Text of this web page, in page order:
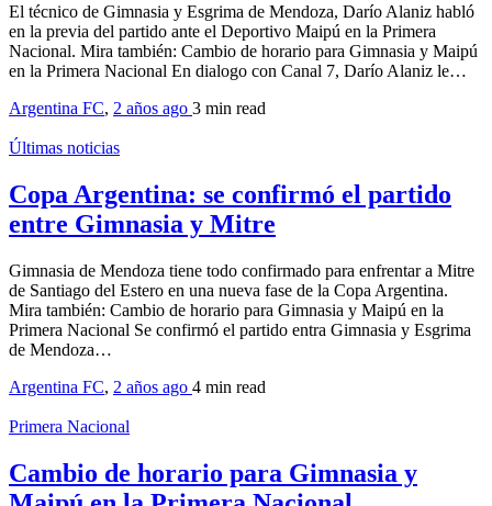
El técnico de Gimnasia y Esgrima de Mendoza, Darío Alaniz habló
en la previa del partido ante el Deportivo Maipú en la Primera
Nacional. Mira también: Cambio de horario para Gimnasia y Maipú
en la Primera Nacional En dialogo con Canal 7, Darío Alaniz le…
Argentina FC, 2 años ago 3 min read
Últimas noticias
Copa Argentina: se confirmó el partido
entre Gimnasia y Mitre
Gimnasia de Mendoza tiene todo confirmado para enfrentar a Mitre
de Santiago del Estero en una nueva fase de la Copa Argentina.
Mira también: Cambio de horario para Gimnasia y Maipú en la
Primera Nacional Se confirmó el partido entra Gimnasia y Esgrima
de Mendoza…
Argentina FC, 2 años ago 4 min read
Primera Nacional
Cambio de horario para Gimnasia y